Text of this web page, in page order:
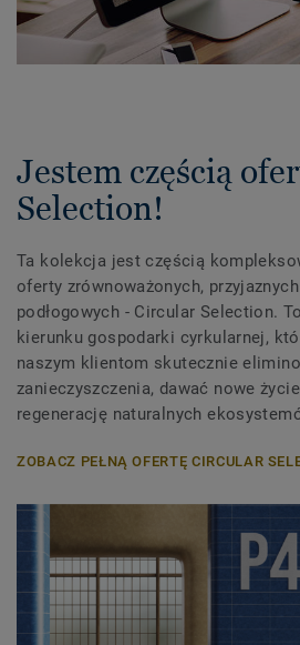
Jestem częścią
Selection!
Ta kolekcja jest częścią
oferty zrównoważonych,
podłogowych - Circular Selection.
kierunku gospodarki cyrkularnej,
naszym klientom skutecznie
zanieczyszczenia, dawać nowe
regenerację naturalnych
ZOBACZ PEŁNĄ OFERTĘ CIRCULAR